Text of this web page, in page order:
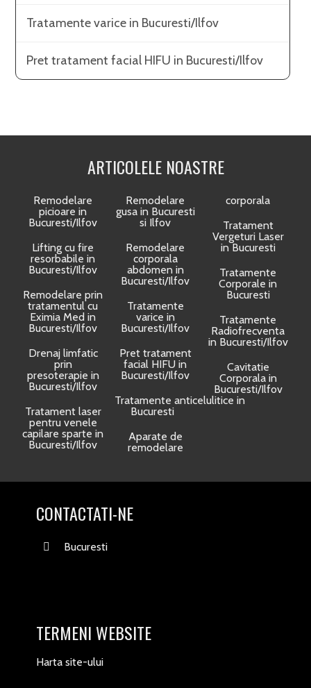
Tratamente varice in Bucuresti/Ilfov
Pret tratament facial HIFU in Bucuresti/Ilfov
ARTICOLELE NOASTRE
Remodelare
picioare in
Bucuresti/Ilfov
Lifting cu fire
resorbabile in
Bucuresti/Ilfov
Remodelare prin
tratamentul cu
Eximia Med in
Bucuresti/Ilfov
Drenaj limfatic
prin
presoterapie in
Bucuresti/Ilfov
Tratament laser
pentru venele
capilare sparte in
Bucuresti/Ilfov
Remodelare
gusa in Bucuresti
si Ilfov
Remodelare
corporala
abdomen in
Bucuresti/Ilfov
Tratamente
varice in
Bucuresti/Ilfov
Pret tratament
facial HIFU in
Bucuresti/Ilfov
Tratamente anticelulitice in
Bucuresti
Aparate de
remodelare
corporala
Tratament
Vergeturi Laser
in Bucuresti
Tratamente
Corporale in
Bucuresti
Tratamente
Radiofrecventa
in Bucuresti/Ilfov
Cavitatie
Corporala in
Bucuresti/Ilfov
CONTACTATI-NE
Bucuresti
TERMENI WEBSITE
Harta site-ului